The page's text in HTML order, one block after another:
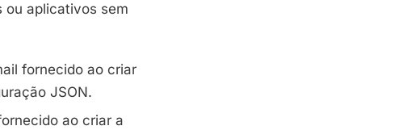
ou aplicativos sem
fornecido ao criar
JSON.
ao criar a